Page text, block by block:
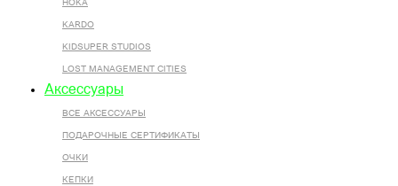
HOKA
KARDO
KIDSUPER STUDIOS
LOST MANAGEMENT CITIES
Аксессуары
ВСЕ AКСЕССУАРЫ
ПОДАРОЧНЫЕ СЕРТИФИКАТЫ
ОЧКИ
КЕПКИ